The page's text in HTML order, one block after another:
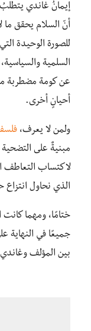
إيمانُ غاندي
أنّ السلام يحقق ما
للصورة الوحيدة
السلمية
عن كومة مضطربة
أحيانٍ أخرى.
ولمن لا يعرف،
مبنيةٌ على
لاكتساب التعاطف
الذي نحاول انتزاع
ختامًا، ومهما كانت
جميعًا في النهاية
بين المؤلف